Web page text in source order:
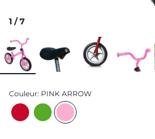
1 /7
Couleur: PINK ARROW